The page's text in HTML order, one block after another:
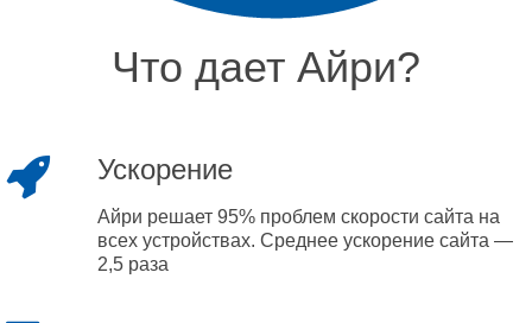
Что дает Айри?
Ускорение
Айри решает 95% проблем скорости сайта на
всех устройствах. Среднее ускорение сайта —
2,5 раза